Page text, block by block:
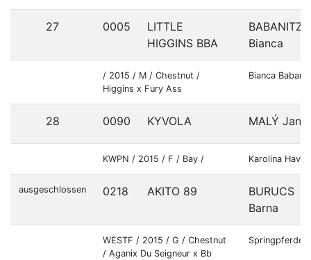
27 0005
LITTLE
HIGGINS BBA
BABANITZ
Bianca
/ 2015 / M / Chestnut /
Higgins x Fury Ass
Bianca
28 0090 KYVOLA MALÝ Jan
KWPN / 2015 / F / Bay / Karolina
ausgeschlossen 0218 AKITO 89
BURUCS
Barna
WESTF / 2015 / G / Chestnut
/ Aganix Du Seigneur x Bb
Springpferde